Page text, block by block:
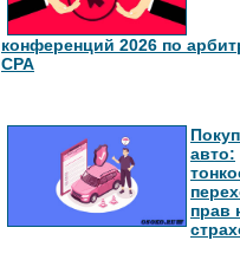
конференций 2026 по
СРА
авто:
прав